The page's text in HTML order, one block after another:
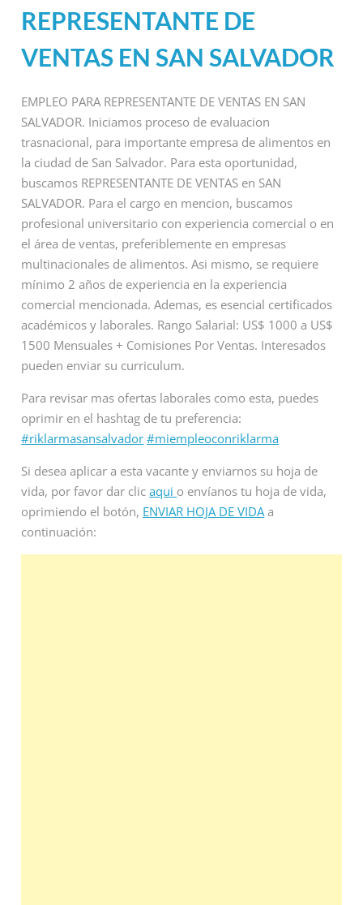
REPRESENTANTE DE
VENTAS EN SAN SALVADOR
EMPLEO PARA REPRESENTANTE DE VENTAS EN SAN
SALVADOR. Iniciamos proceso de evaluacion
trasnacional, para importante empresa de alimentos en
la ciudad de San Salvador. Para esta oportunidad,
buscamos REPRESENTANTE DE VENTAS en SAN
SALVADOR. Para el cargo en mencion, buscamos
profesional universitario con experiencia comercial o en
el área de ventas, preferiblemente en empresas
multinacionales de alimentos. Asi mismo, se requiere
mínimo 2 años de experiencia en la experiencia
comercial mencionada. Ademas, es esencial certificados
académicos y laborales. Rango Salarial: US$ 1000 a US$
1500 Mensuales + Comisiones Por Ventas. Interesados
pueden enviar su curriculum.
Para revisar mas ofertas laborales como esta, puedes
oprimir en el hashtag de tu preferencia:
#riklarmasansalvador #miempleoconriklarma
Si desea aplicar a esta vacante y enviarnos su hoja de
vida, por favor dar clicaqui o envíanos tu hoja de vida,
oprimiendo el botón, ENVIAR HOJA DE VIDAa
continuación: